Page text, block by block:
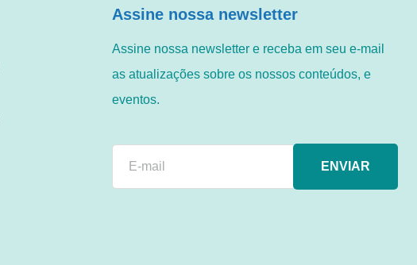
Assine nossa newsletter
Assine nossa newsletter e receba em seu e-mail
as atualizações sobre os nossos conteúdos, e
eventos.
ENVIAR